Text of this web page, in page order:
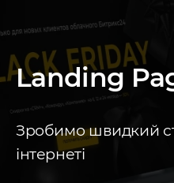
Landing
Зробимо швидкий
інтернеті